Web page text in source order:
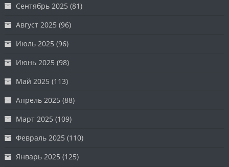
Сентябрь 2025 (81)
Август 2025 (96)
Июль 2025 (96)
Июнь 2025 (98)
Май 2025 (113)
Апрель 2025 (88)
Март 2025 (109)
Февраль 2025 (110)
Январь 2025 (125)